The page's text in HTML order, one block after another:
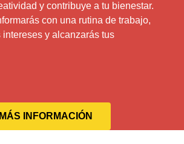
y contribuye a tu bienestar.
con una rutina de trabajo,
intereses y alcanzarás tus
MÁS INFORMACIÓN